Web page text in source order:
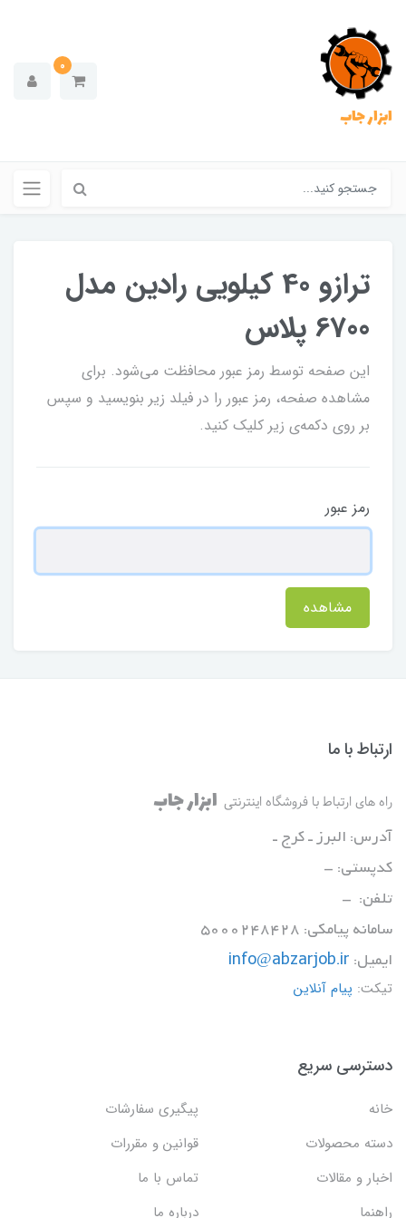
ابزار جاب
0
ترازو 40 کیلویی رادین مدل
6700 پلاس
این صفحه توسط رمز عبور محافظت می‌شود. برای
مشاهده صفحه، رمز عبور را در فیلد زیر بنویسید و سپس
بر روی دکمه‌ی زیر کلیک کنید.
رمز عبور
مشاهده
ارتباط با ما
راه های ارتباط با فروشگاه اینترنتی ابزار جاب
آدرس: البرز ـ کرج ـ
کدپستی: -
تلفن: -
سامانه پیامکی: 5000248428
ایمیل: info@abzarjob.ir
تیکت: پیام آنلاین
دسترسی سریع
خانه
پیگیری سفارشات
دسته محصولات
قوانین و مقررات
اخبار و مقالات
تماس با ما
راهنما
درباره ما